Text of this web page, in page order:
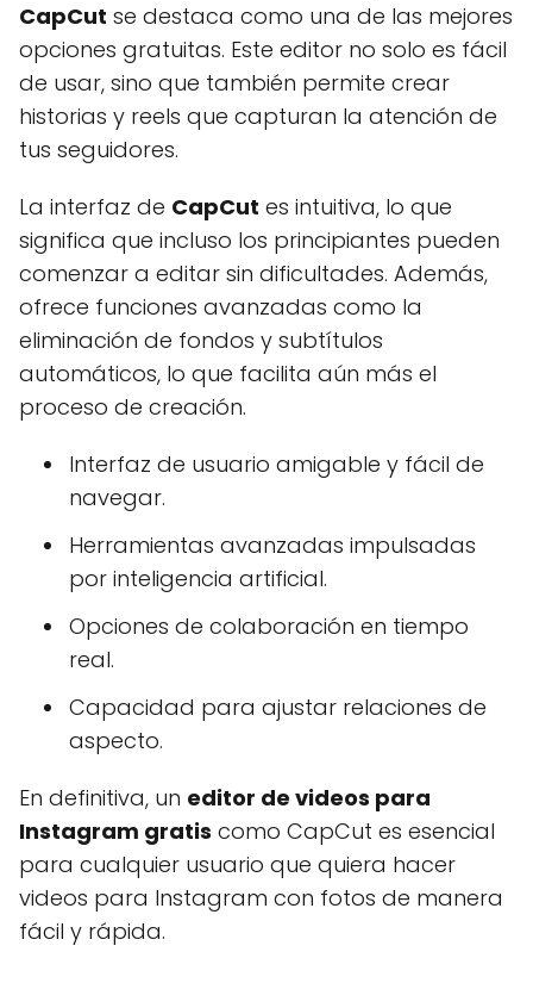
CapCut se destaca como una de las mejores
opciones gratuitas. Este editor no solo es fácil
de usar, sino que también permite crear
historias y reels que capturan la atención de
tus seguidores.
La interfaz de CapCut es intuitiva, lo que
significa que incluso los principiantes pueden
comenzar a editar sin dificultades. Además,
ofrece funciones avanzadas como la
eliminación de fondos y subtítulos
automáticos, lo que facilita aún más el
proceso de creación.
Interfaz de usuario amigable y fácil de
navegar.
Herramientas avanzadas impulsadas
por inteligencia artificial.
Opciones de colaboración en tiempo
real.
Capacidad para ajustar relaciones de
aspecto.
En definitiva, un editor de videos para
Instagram gratis como CapCut es esencial
para cualquier usuario que quiera hacer
videos para Instagram con fotos de manera
fácil y rápida.